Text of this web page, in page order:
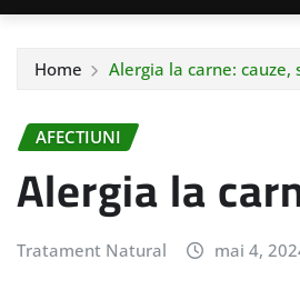
Home Alergia la carne:
AFECTIUNI
Alergia la
Tratament Natural mai 4,